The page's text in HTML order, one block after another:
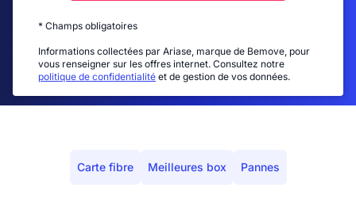
* Champs obligatoires
Informations collectées par Ariase, marque de Bemove, pour
vous renseigner sur les offres internet. Consultez notre
politique de confidentialité et de gestion de vos données.
Carte fibre Meilleures box Pannes